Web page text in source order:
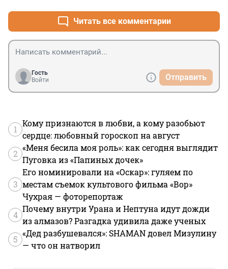
Читать все комментарии
Гость
Войти
Отправить
1
Кому признаются в любви, а кому разобьют
сердце: любовный гороскоп на август
2
«Меня бесила моя роль»: как сегодня выглядит
Пуговка из «Папиных дочек»
3
Его номинировали на «Оскар»: гуляем по
местам съемок культового фильма «Вор»
Чухрая — фоторепортаж
4
Почему внутри Урана и Нептуна идут дожди
из алмазов? Разгадка удивила даже ученых
5
«Дед разбушевался»: SHAMAN довел Мизулину
— что он натворил